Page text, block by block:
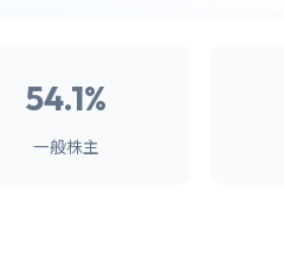
54.1%
一般株主